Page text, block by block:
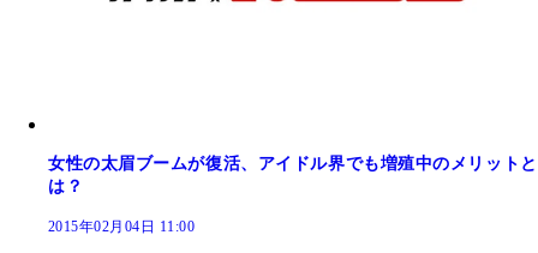
女性の太眉ブームが復活、アイドル界でも増殖中のメリットと
は？
2015年02月04日 11:00